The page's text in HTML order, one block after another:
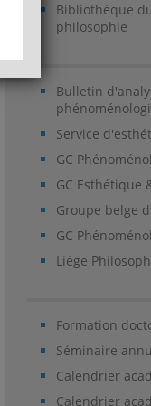
Bibliothèque
philosophie
Bulletin
Service
GC
GC Esthétique
Groupe belge
GC
Liège
Formation
Séminaire
Calendrier
Calendrier